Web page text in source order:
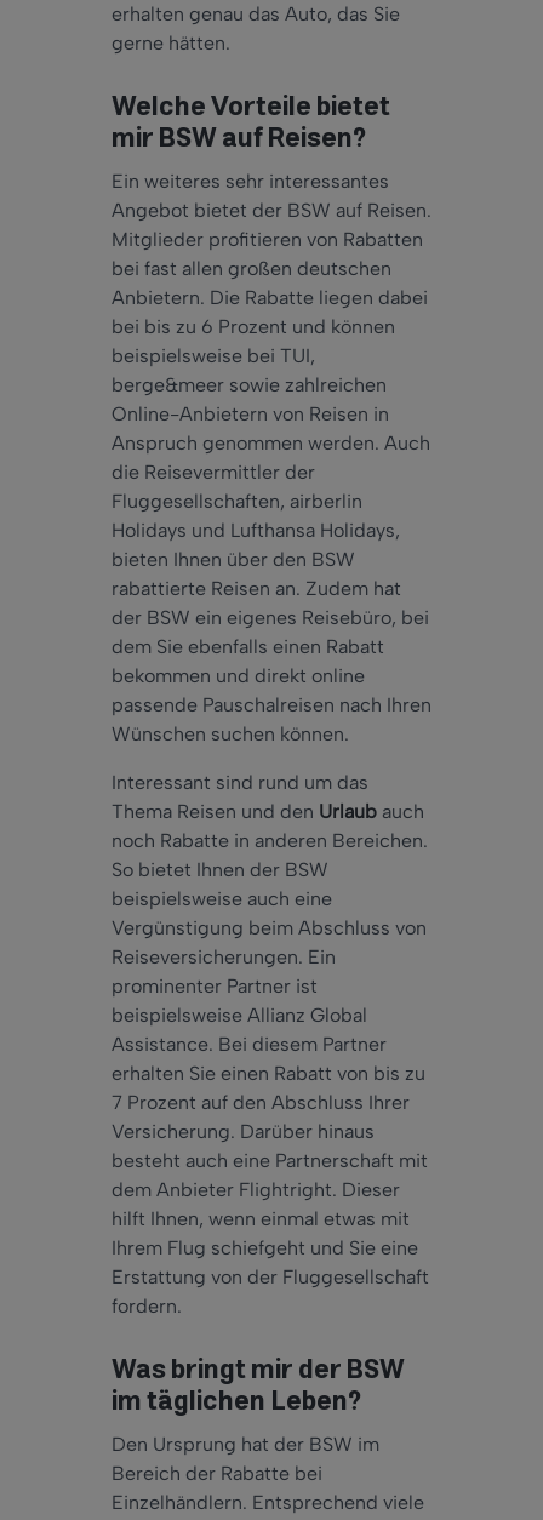
erhalten genau das Auto, das Sie
gerne hätten.
Welche Vorteile bietet
mir BSW auf Reisen?
Ein weiteres sehr interessantes
Angebot bietet der BSW auf Reisen.
Mitglieder profitieren von Rabatten
bei fast allen großen deutschen
Anbietern. Die Rabatte liegen dabei
bei bis zu 6 Prozent und können
beispielsweise bei TUI,
berge&meer sowie zahlreichen
Online-Anbietern von Reisen in
Anspruch genommen werden. Auch
die Reisevermittler der
Fluggesellschaften, airberlin
Holidays und Lufthansa Holidays,
bieten Ihnen über den BSW
rabattierte Reisen an. Zudem hat
der BSW ein eigenes Reisebüro, bei
dem Sie ebenfalls einen Rabatt
bekommen und direkt online
passende Pauschalreisen nach Ihren
Wünschen suchen können.
Interessant sind rund um das
Thema Reisen und den Urlaub auch
noch Rabatte in anderen Bereichen.
So bietet Ihnen der BSW
beispielsweise auch eine
Vergünstigung beim Abschluss von
Reiseversicherungen. Ein
prominenter Partner ist
beispielsweise Allianz Global
Assistance. Bei diesem Partner
erhalten Sie einen Rabatt von bis zu
7 Prozent auf den Abschluss Ihrer
Versicherung. Darüber hinaus
besteht auch eine Partnerschaft mit
dem Anbieter Flightright. Dieser
hilft Ihnen, wenn einmal etwas mit
Ihrem Flug schiefgeht und Sie eine
Erstattung von der Fluggesellschaft
fordern.
Was bringt mir der BSW
im täglichen Leben?
Den Ursprung hat der BSW im
Bereich der Rabatte bei
Einzelhändlern. Entsprechend viele